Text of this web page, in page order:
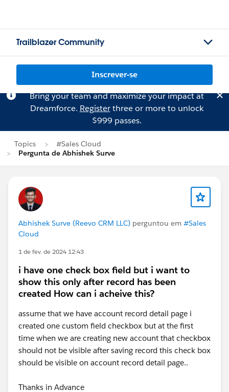
Trailblazer Community
Inscrever-se
Bring your team and maximize your impact at
Dreamforce. Registerthree or more to unlock
$999 passes.
Topics
#Sales Cloud
Pergunta de Abhishek Surve
Abhishek Surve (Reevo CRM LLC) perguntou em #Sales
Cloud
1 de fev. de 2024 12:43
i have one check box field but i want to
show this only after record has been
created How can i acheive this?
assume that we have account record detail page i
created one custom field checkbox but at the first
time when we are creating new account that checkbox
should not be visible after saving record this check box
should be visible on account record detail page..
Thanks in Advance